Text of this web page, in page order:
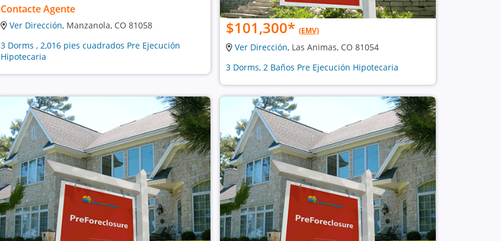
Contacte Agente
Ver Dirección, Manzanola, CO 81058
3 Dorms , 2,016 pies cuadrados Pre Ejecución
Hipotecaria
$101,300* (EMV)
Ver Dirección, Las Animas, CO 81054
3 Dorms, 2 Baños Pre Ejecución Hipotecaria